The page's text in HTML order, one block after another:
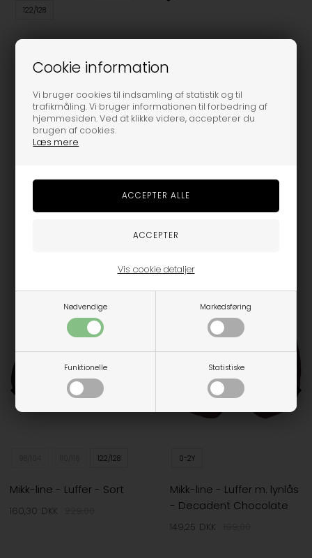
Cookie information
Vi bruger cookies til indsamling af statistik og til
trafikmåling. Vi bruger informationen til forbedring af
hjemmesiden. Ved at klikke videre, accepterer du
brugen af cookies.
Læs mere
Nødvendige Markedsføring
Funktionelle Statistiske
Vis cookie detaljer
122/128
Outer fabric: 100% Recycled polyester, Lining: 100% Polyester
Varenummer:93015-BLACK
MÅSKE ER DU OGSÅ INTERESSERET I FØLGENDE
PRODUKTER
122/128
Mikk-line - Luffer - Sort
160,30 DKK
0-2Y
Mikk-line - Luffer m. lynlås
- Decadent Chocolate
149,25 DKK